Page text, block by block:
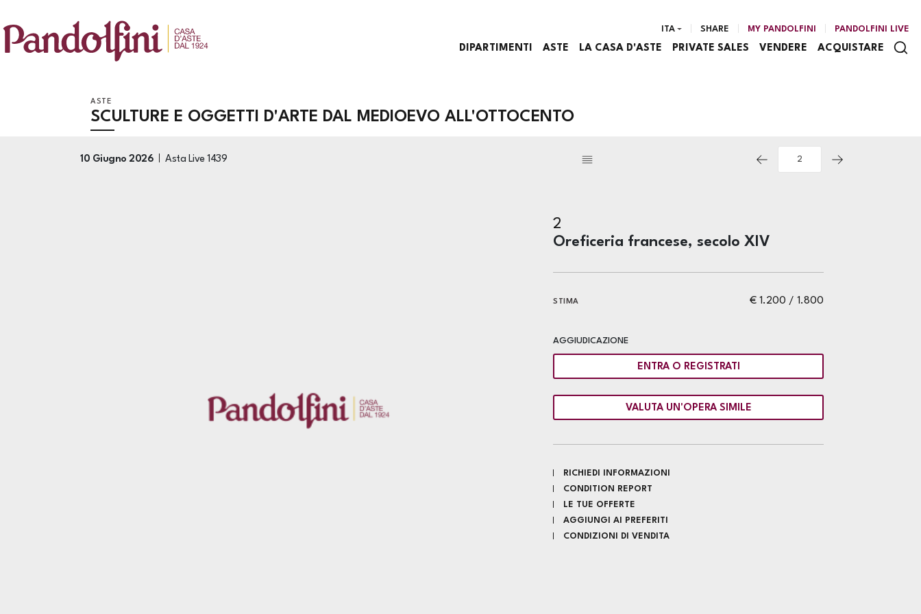
ITA SHARE MY PANDOLFINI PANDOLFINI LIVE
DIPARTIMENTI ASTE LA CASA D'ASTE PRIVATE SALES VENDERE ACQUISTARE
ASTE
SCULTURE E OGGETTI D'ARTE DAL MEDIOEVO ALL'OTTOCENTO
10 Giugno 2026 Asta Live 1439
2
Oreficeria francese, secolo XIV
€ 1.200 / 1.800
STIMA
AGGIUDICAZIONE
ENTRA O REGISTRATI
VALUTA UN'OPERA SIMILE
RICHIEDI INFORMAZIONI
CONDITION REPORT
LE TUE OFFERTE
AGGIUNGI AI PREFERITI
CONDIZIONI DI VENDITA